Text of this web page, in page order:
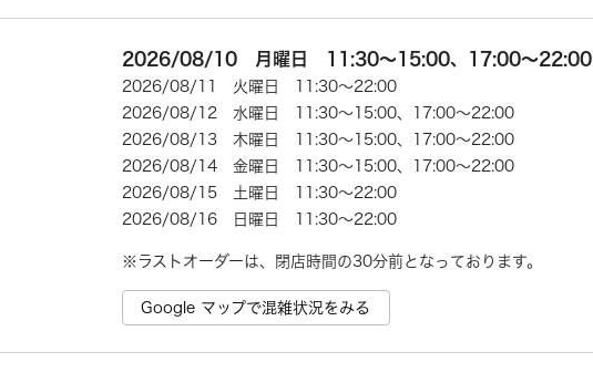
2026/08/10 月曜日 11:30～15:00、17:00～22:00
2026/08/11 火曜日 11:30～22:00
2026/08/12 水曜日 11:30～15:00、17:00～22:00
2026/08/13 木曜日 11:30～15:00、17:00～22:00
2026/08/14 金曜日 11:30～15:00、17:00～22:00
2026/08/15 土曜日 11:30～22:00
2026/08/16 日曜日 11:30～22:00
※ラストオーダーは、閉店時間の30分前となっております。
Google マップで混雑状況をみる